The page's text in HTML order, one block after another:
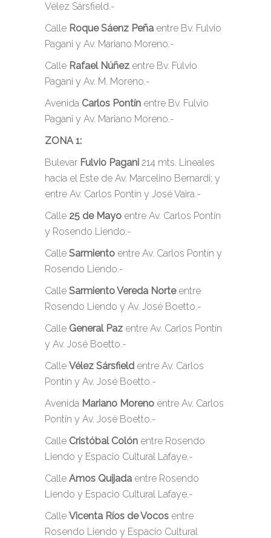
Vélez Sársfield.-
Calle Roque Sáenz Peña entre Bv. Fulvio
Pagani y Av. Mariano Moreno.-
Calle Rafael Núñez entre Bv. Fulvio
Pagani y Av. M. Moreno.-
Avenida Carlos Pontín entre Bv. Fulvio
Pagani y Av. Mariano Moreno.-
ZONA 1:
Bulevar Fulvio Pagani 214 mts. Lineales
hacia el Este de Av. Marcelino Bernardi; y
entre Av. Carlos Pontín y José Vaira.-
Calle 25 de Mayo entre Av. Carlos Pontín
y Rosendo Liendo.-
Calle Sarmiento entre Av. Carlos Pontín y
Rosendo Liendo.-
Calle Sarmiento Vereda Norte entre
Rosendo Liendo y Av. José Boetto.-
Calle General Paz entre Av. Carlos Pontín
y Av. José Boetto.-
Calle Vélez Sársfield entre Av. Carlos
Pontín y Av. José Boetto.-
Avenida Mariano Moreno entre Av. Carlos
Pontín y Av. José Boetto.-
Calle Cristóbal Colón entre Rosendo
Liendo y Espacio Cultural Lafaye.-
Calle Amos Quijada entre Rosendo
Liendo y Espacio Cultural Lafaye.-
Calle Vicenta Ríos de Vocos entre
Rosendo Liendo y Espacio Cultural